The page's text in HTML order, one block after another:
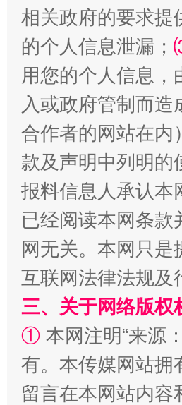
漫山遍野的桃花与雪山、麦地、白
相关政府的要求提
的个人信息泄漏；
用您的个人信息
入或政府管制而
合作者的网站在内
款及声明中列明的
报料信息人承认本
已经阅读本网条
网无关。本网只
互联网法律法规及
三、关于网络版权
① 本网注明“来源
有。本传媒网站拥
留言在本网站内